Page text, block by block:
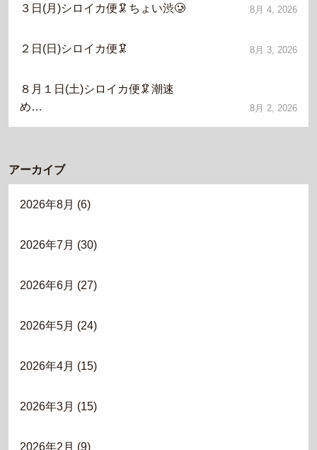
３日(月)シロイカ便🦑ちょい渋🥲 8月 4, 2026
２日(日)シロイカ便🦑 8月 3, 2026
８月１日(土)シロイカ便🦑潮速
め…
8月 2, 2026
アーカイブ
2026年8月 (6)
2026年7月 (30)
2026年6月 (27)
2026年5月 (24)
2026年4月 (15)
2026年3月 (15)
2026年2月 (9)